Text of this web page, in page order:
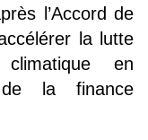
l’Accord de
la lutte
en
la finance